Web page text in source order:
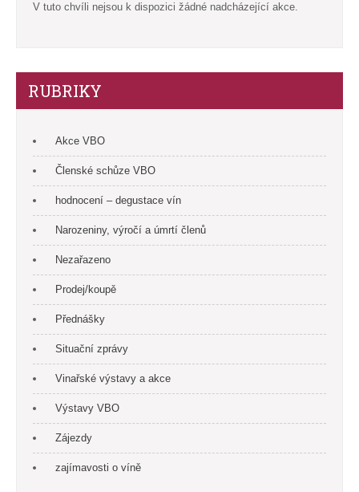
V tuto chvíli nejsou k dispozici žádné nadcházející akce.
RUBRIKY
Akce VBO
Členské schůze VBO
hodnocení – degustace vín
Narozeniny, výročí a úmrtí členů
Nezařazeno
Prodej/koupě
Přednášky
Situační zprávy
Vinařské výstavy a akce
Výstavy VBO
Zájezdy
zajímavosti o víně